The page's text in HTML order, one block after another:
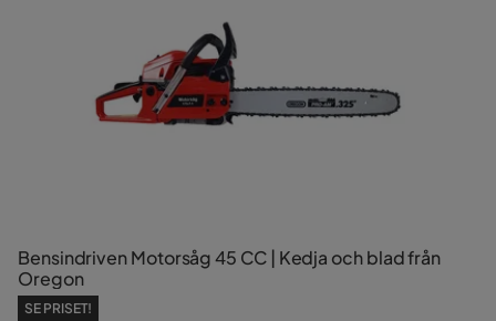
Bensindriven Motorsåg 45 CC | Kedja och blad från
Oregon
SE PRISET!